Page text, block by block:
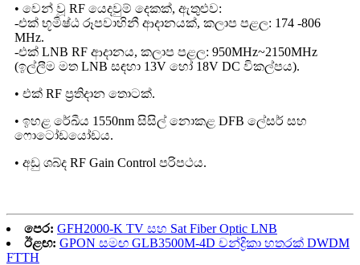
• වෙන් වූ RF යෙදවුම් දෙකක්, ඇතුළුව:
-එක් භූමිෂ්ඨ රූපවාහිනී ආදානයක්, කලාප පළල: 174 -806
MHz.
-එක් LNB RF ආදානය, කලාප පළල: 950MHz~2150MHz
(ඉල්ලීම මත LNB සඳහා 13V හෝ 18V DC විකල්පය).
• එක් RF ප්‍රතිදාන තොටක්.
• ඉහළ රේඛීය 1550nm සිසිල් නොකළ DFB ලේසර් සහ
ෆොටෝඩයෝඩය.
• අඩු ශබ්ද RF Gain Control පරිපථය.
පෙර: GFH2000-K TV සහ Sat Fiber Optic LNB
ඊළඟ: GPON සමඟ GLB3500M-4D චන්ද්‍රිකා හතරක් DWDM
FTTH